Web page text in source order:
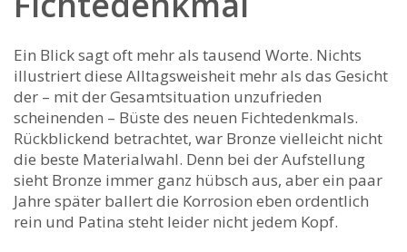
Ein Blick sagt oft mehr als tausend Worte. Nichts
illustriert diese Alltagsweisheit mehr als das Gesicht
der – mit der Gesamtsituation unzufrieden
scheinenden – Büste des neuen Fichtedenkmals.
Rückblickend betrachtet, war Bronze vielleicht nicht
die beste Materialwahl. Denn bei der Aufstellung
sieht Bronze immer ganz hübsch aus, aber ein paar
Jahre später ballert die Korrosion eben ordentlich
rein und Patina steht leider nicht jedem Kopf.